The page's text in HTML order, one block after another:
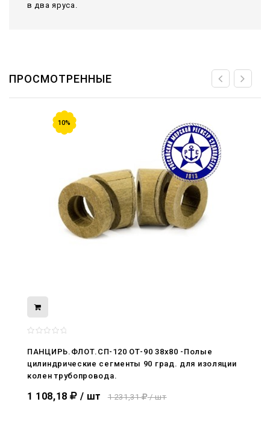
в два яруса.
ПРОСМОТРЕННЫЕ
10%
ПАНЦИРЬ.ФЛОТ.СП-120 ОТ-90 38x80 -Полые
цилиндрические сегменты 90 град. для изоляции
колен трубопровода.
1 108,18 / шт 1 231,31 / шт
нами